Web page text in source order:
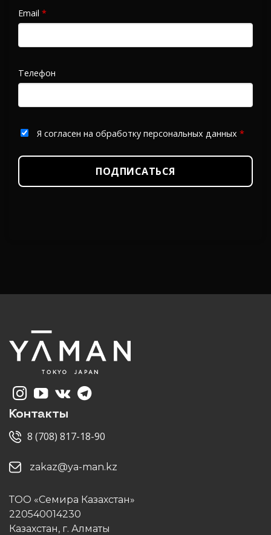
Email *
Телефон
Я согласен на обработку персональных данных *
ПОДПИСАТЬСЯ
Контакты
8 (708) 817-18-90
zakaz@ya-man.kz
ТОО «Семира Казахстан»
220540014230
Казахстан, г. Алматы